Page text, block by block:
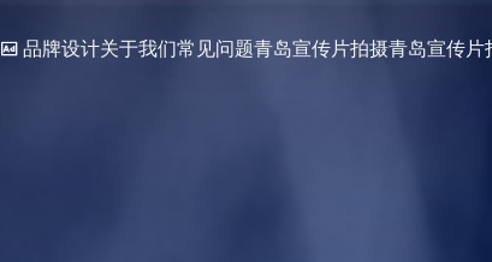
品牌设计关于我们常见问题青岛宣传片拍摄青岛宣传片